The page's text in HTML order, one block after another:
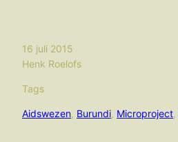
16 juli 2015
Henk Roelofs
Tags
Aidswezen, Burundi, Microproject,